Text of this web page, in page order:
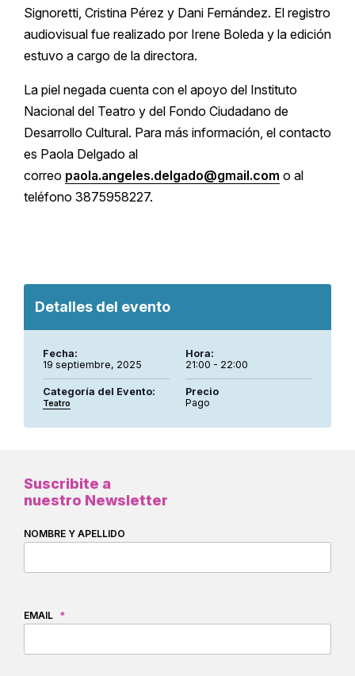
Signoretti, Cristina Pérez y Dani Fernández. El registro
audiovisual fue realizado por Irene Boleda y la edición
estuvo a cargo de la directora.
La piel negada cuenta con el apoyo del Instituto
Nacional del Teatro y del Fondo Ciudadano de
Desarrollo Cultural. Para más información, el contacto
es Paola Delgado al
correo paola.angeles.delgado@gmail.com o al
teléfono 3875958227.
Detalles del evento
Fecha:
19 septiembre, 2025
Hora:
21:00 - 22:00
Categoría del Evento:
Teatro
Precio
Pago
Suscribite a
nuestro Newsletter
NOMBRE Y APELLIDO
EMAIL *